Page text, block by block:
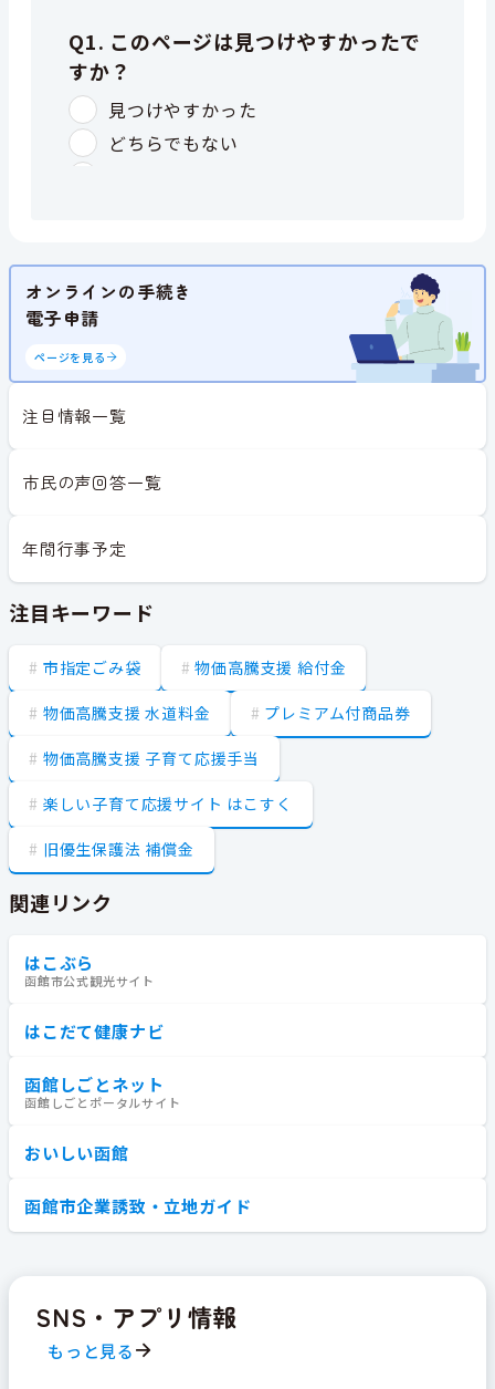
オンラインの手続き
電子申請
ページを見る
注目情報一覧
市民の声回答一覧
年間行事予定
注目キーワード
市指定ごみ袋 物価高騰支援 給付金
物価高騰支援 水道料金 プレミアム付商品券
物価高騰支援 子育て応援手当
楽しい子育て応援サイト はこすく
旧優生保護法 補償金
関連リンク
はこぶら
函館市公式観光サイト
はこだて健康ナビ
函館しごとネット
函館しごとポータルサイト
おいしい函館
函館市企業誘致・立地ガイド
SNS・アプリ情報
もっと見る